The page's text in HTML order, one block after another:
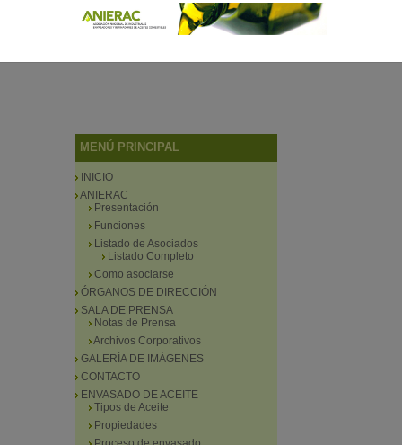
MENÚ PRINCIPAL
INICIO
ANIERAC
Presentación
Funciones
Listado de Asociados
Listado Completo
Como asociarse
ÓRGANOS DE DIRECCIÓN
SALA DE PRENSA
Notas de Prensa
Archivos Corporativos
GALERÍA DE IMÁGENES
CONTACTO
ENVASADO DE ACEITE
Tipos de Aceite
Propiedades